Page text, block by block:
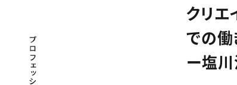
プロフェッショナル×つながる×メディア
クリ
での働
ー塩